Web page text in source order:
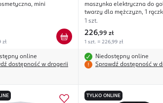
mini
zł
online
dostępność w drogerii
maszynka elektryczna do
twarzy dla mężczyzn, 1
wkład + 1 nakładka 5w1,
1 szt.
226,99 zł
1 szt. = 226,99 zł
Niedostępny online
Sprawdź dostępność w
TYLKO ONLINE